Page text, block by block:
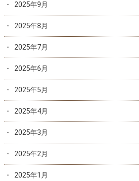
2025年9月
2025年8月
2025年7月
2025年6月
2025年5月
2025年4月
2025年3月
2025年2月
2025年1月